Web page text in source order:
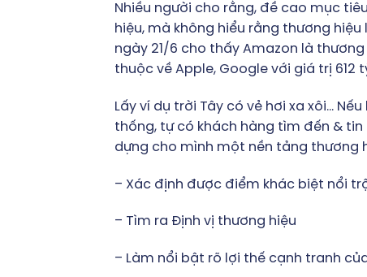
Nhiều người cho rằng, đề cao mục
hiệu, mà không hiểu rằng thương
ngày 21/6 cho thấy Amazon là
thuộc về Apple, Google với giá trị 612
Lấy ví dụ trời Tây có vẻ hơi xa xôi…
thống, tự có khách hàng tìm đến &
dựng cho mình một nền tảng thương
– Xác định được điểm khác biệt nổi
– Tìm ra Định vị thương hiệu
– Làm nổi bật rõ lợi thế cạnh tranh